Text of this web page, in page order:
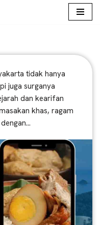
tidak hanya
juga surganya
dan kearifan
khas, ragam